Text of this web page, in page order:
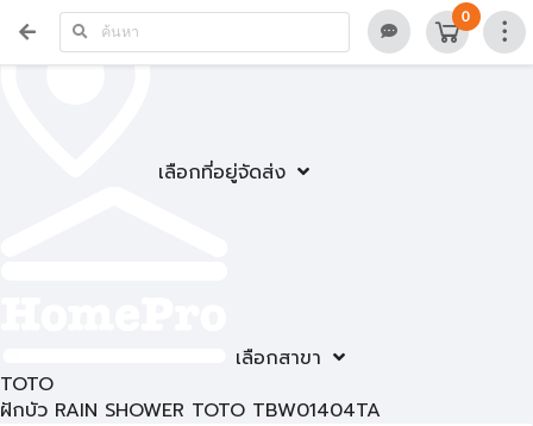
เลือกที่อยู่จัดส่ง
เลือกสาขา
0
TOTO
ฝักบัว RAIN SHOWER TOTO TBW01404TA